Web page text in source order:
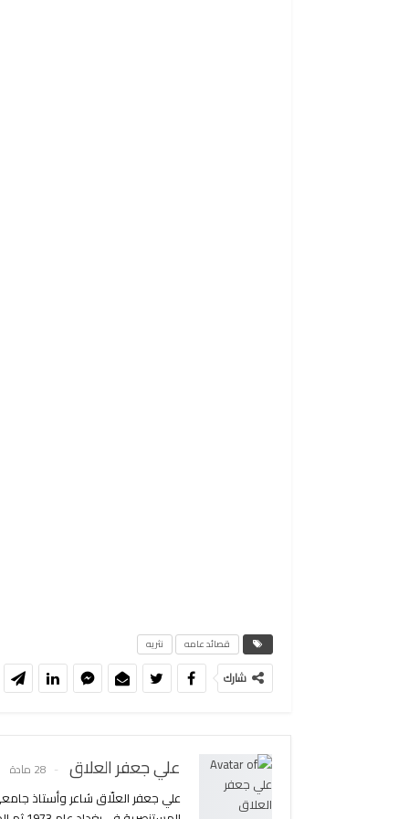
قصائد عامه نثريه
شارك
علي جعفر العلاق 28 مادة